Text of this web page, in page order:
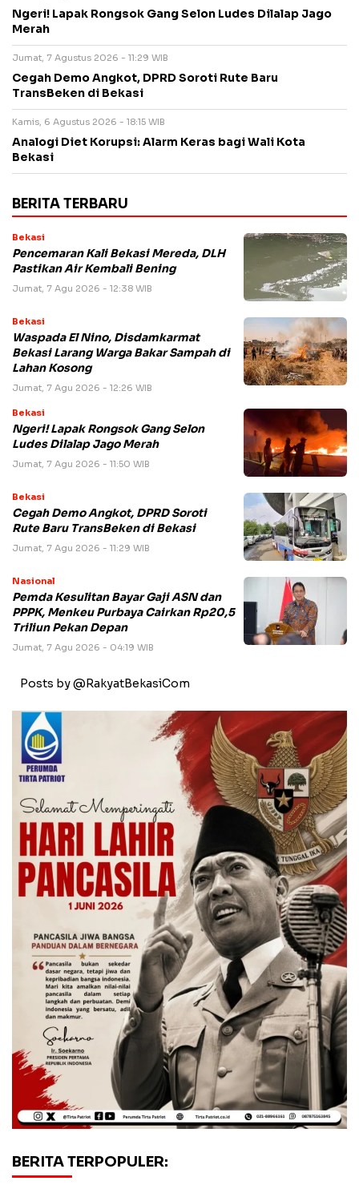
Ngeri! Lapak Rongsok Gang Selon Ludes Dilalap Jago
Merah
Jumat, 7 Agustus 2026 - 11:29 WIB
Cegah Demo Angkot, DPRD Soroti Rute Baru
TransBeken di Bekasi
Kamis, 6 Agustus 2026 - 18:15 WIB
Analogi Diet Korupsi: Alarm Keras bagi Wali Kota
Bekasi
BERITA TERBARU
Bekasi
Pencemaran Kali Bekasi Mereda, DLH
Pastikan Air Kembali Bening
Jumat, 7 Agu 2026 - 12:38 WIB
Bekasi
Waspada El Nino, Disdamkarmat
Bekasi Larang Warga Bakar Sampah di
Lahan Kosong
Jumat, 7 Agu 2026 - 12:26 WIB
Bekasi
Ngeri! Lapak Rongsok Gang Selon
Ludes Dilalap Jago Merah
Jumat, 7 Agu 2026 - 11:50 WIB
Bekasi
Cegah Demo Angkot, DPRD Soroti
Rute Baru TransBeken di Bekasi
Jumat, 7 Agu 2026 - 11:29 WIB
Nasional
Pemda Kesulitan Bayar Gaji ASN dan
PPPK, Menkeu Purbaya Cairkan Rp20,5
Triliun Pekan Depan
Jumat, 7 Agu 2026 - 04:19 WIB
Posts by @RakyatBekasiCom
BERITA TERPOPULER: